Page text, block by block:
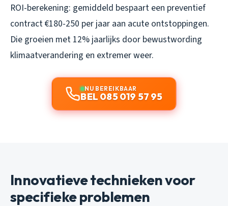
ROI-berekening: gemiddeld bespaart een preventief
contract €180-250 per jaar aan acute ontstoppingen.
Die groeien met 12% jaarlijks door bewustwording
klimaatverandering en extremer weer.
NU BEREIKBAAR
BEL 085 019 57 95
Innovatieve technieken voor
specifieke problemen